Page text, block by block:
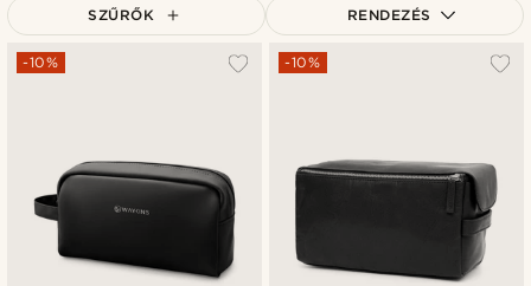
SZŰRŐK RENDEZÉS
A legkeresettebb
Legmagasabb ár
-10% -10%